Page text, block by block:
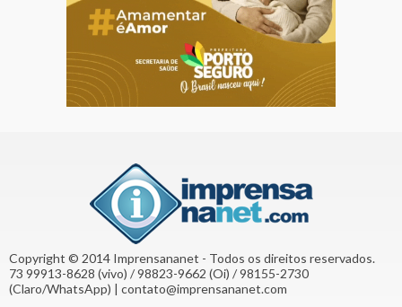
Copyright © 2014 Imprensananet - Todos os direitos reservados.
73 99913-8628 (vivo) / 98823-9662 (Oi) / 98155-2730
(Claro/WhatsApp) | contato@imprensananet.com